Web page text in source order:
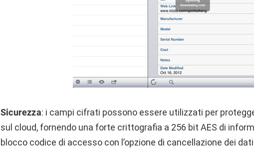
Sicurezza: i campi cifrati possono essere utilizzati per
sul cloud, fornendo una forte crittografia a 256 bit AES di
blocco codice di accesso con l’opzione di cancellazione dei